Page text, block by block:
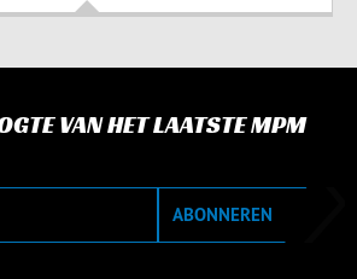
VAN HET LAATSTE MPM
ABONNEREN